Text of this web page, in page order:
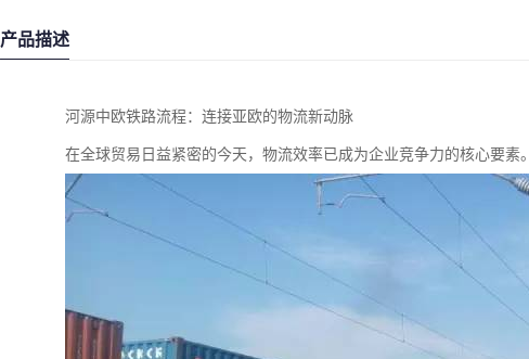
产品描述
河源中欧铁路流程：连接亚欧的物流新动脉
在全球贸易日益紧密的今天，物流效率已成为企业竞争力的核心要素。